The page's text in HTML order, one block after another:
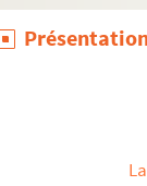
Ms 6.21. Das Land
Ms 6.22. (…) von
Ms 6.23. Copies
Ms 6.24.
Ms 6.25.